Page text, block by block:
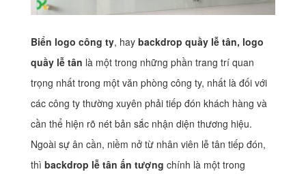
Biển logo công ty, hay backdrop quầy lễ tân, logo
quầy lễ tân là một trong những phần trang trí quan
trọng nhất trong một văn phòng công ty, nhất là đối với
các công ty thường xuyên phải tiếp đón khách hàng và
cần thể hiện rõ nét bản sắc nhận diện thương hiệu.
Ngoài sự ân cần, niềm nở từ nhân viên lễ tân tiếp đón,
thì backdrop lễ tân ấn tượng chính là một trong